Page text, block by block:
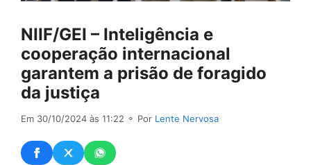
NIIF/GEI – Inteligência e
cooperação internacional
garantem a prisão de foragido
da justiça
Em 30/10/2024 às 11:22 ⚬ Por Lente Nervosa